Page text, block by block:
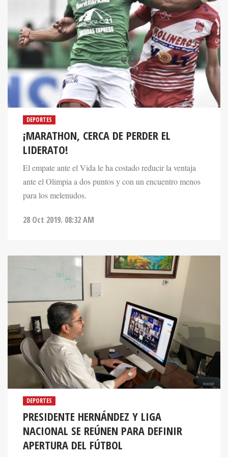
DEPORTES
¡MARATHON, CERCA DE PERDER EL
LIDERATO!
El empate ante el Vida le ha costado reducir la ventaja
ante el Olimpia a dos puntos y con un encuentro menos
para los melenudos.
28 Oct 2019. 08:32 AM
DEPORTES
PRESIDENTE HERNÁNDEZ Y LIGA
NACIONAL SE REÚNEN PARA DEFINIR
APERTURA DEL FÚTBOL